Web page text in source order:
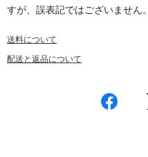
すが、誤表記ではございません。
送料について
配送と返品について